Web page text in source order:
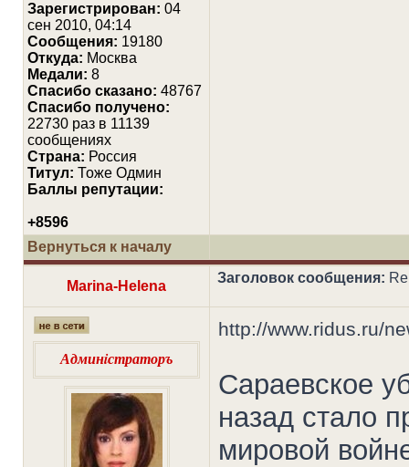
Зарегистрирован: 04
сен 2010, 04:14
Сообщения: 19180
Откуда: Москва
Медали: 8
Cпасибо сказано: 48767
Спасибо получено:
22730 раз в 11139
сообщениях
Страна: Россия
Титул: Тоже Одмин
Баллы репутации:
+8596
Вернуться к началу
Marina-Helena
Заголовок сообщения:
Админiстраторъ
http://www.ridus.ru/
Сараевское
назад стало
мировой